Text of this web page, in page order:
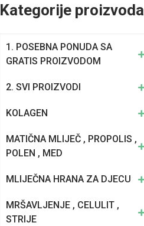
Kategorije proizvoda
1. POSEBNA PONUDA SA
GRATIS PROIZVODOM
2. SVI PROIZVODI
KOLAGEN
MATIČNA MLIJEČ , PROPOLIS ,
POLEN , MED
MLIJEČNA HRANA ZA DJECU
MRŠAVLJENJE , CELULIT ,
STRIJE